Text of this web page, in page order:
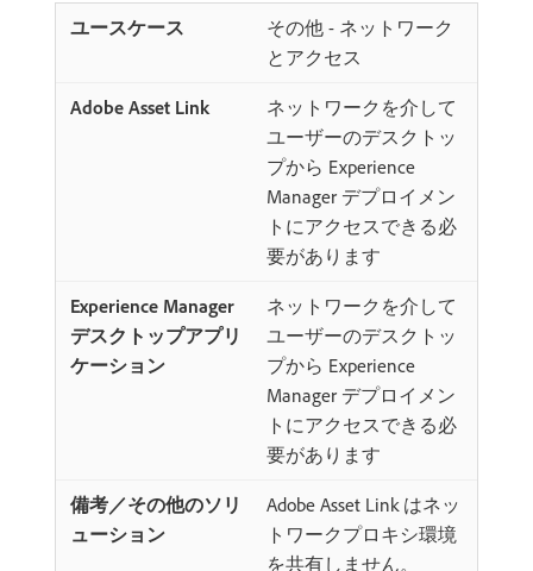
その他 - ネットワーク
とアクセス
ネットワークを介して
ユーザーのデスクトッ
プから Experience
Manager デプロイメン
トにアクセスできる必
要があります
ネットワークを介して
ユーザーのデスクトッ
プから Experience
Manager デプロイメン
トにアクセスできる必
要があります
Adobe Asset Link はネッ
トワークプロキシ環境
を共有しません。